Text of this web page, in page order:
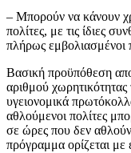
– Μπορούν να κάνουν
πολίτες, με τις ίδιες
πλήρως εμβολιασμένοι
Βασική προϋπόθεση
αριθμού
υγειονομικά
αθλούμενοι πολίτες
σε ώρες που δεν
πρόγραμμα ορίζεται με